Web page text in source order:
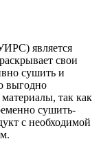
является
свои
сушить и
выгодно
так как
сушить-
с необходимой